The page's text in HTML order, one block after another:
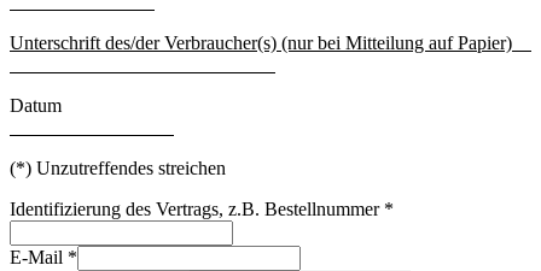
Unterschrift des/der Verbraucher(s) (nur bei Mitteilung auf Papier)
Datum
(*) Unzutreffendes streichen
Identifizierung des Vertrags, z.B. Bestellnummer *
E-Mail *